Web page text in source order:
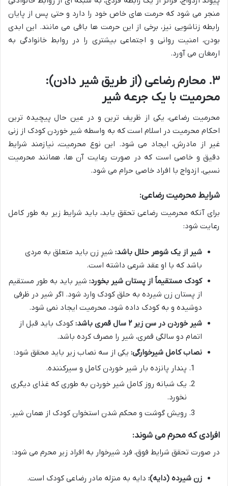
منجر می شود که حرمت های خاص خود را دارد و حتی پس از پایان
رابطه زناشویی نیز، برخی از این حرمت ها باقی می مانند. این ابدی
بودن، امنیت روانی و اجتماعی بیشتری را در روابط خانوادگی به
ارمغان می آورد.
۳. محارم رضاعی (از طریق شیر دادن):
محرمیت با یک جرعه شیر
محرمیت رضاعی، یکی از ظریف ترین و در عین حال پیچیده ترین
احکام محرمیت در اسلام است که به واسطه شیر خوردن کودک از زنی
غیر از مادرش، ایجاد می شود. این نوع محرمیت، نیازمند شرایط
دقیق و خاصی است که در صورت رعایت آن ها، همانند محرمیت
نسبی، ازدواج با افراد خاصی حرام می شود.
شرایط محرمیت رضاعی:
برای آنکه محرمیت رضاعی تحقق یابد، باید شرایط زیر به طور کامل
رعایت شود:
شیر از یک شوهر حلال باشد: شیرِ زن باید متعلق به مردی
باشد که با او عقد شرعی داشته است.
کودک مستقیماً از پستان شیر بخورد: شیر باید به طور مستقیم
از پستان زن شیرده به حلق کودک وارد شود. اگر شیر در ظرفی
دوشیده و به کودک داده شود، محرمیت ایجاد نمی شود.
شیر خوردن در سن زیر ۲ سال قمری باشد:
کودک باید قبل از
اتمام دو سالگی قمری، شیر را مصرف کرده باشد.
نصاب کامل شیرخوارگی: یکی از سه نصاب زیر باید محقق شود:
پندار پانزده بار شیر خوردن کامل و سیرکننده.
یک شبانه روز کامل شیر خوردن به طوری که غذای دیگری
نخورد.
رویش گوشت و محکم شدن استخوان کودک از همان شیر.
افرادی که محرم می شوند:
در صورت تحقق شرایط فوق، فرد شیرخوار به افراد زیر محرم می شود:
زن شیرده (دایه): دایه به منزله مادر رضاعی کودک است.